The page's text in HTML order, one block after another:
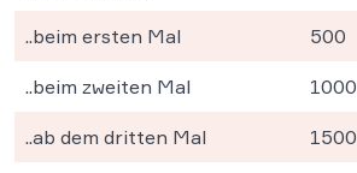
..beim ersten Mal 500
..beim zweiten Mal 1000
..ab dem dritten Mal 1500